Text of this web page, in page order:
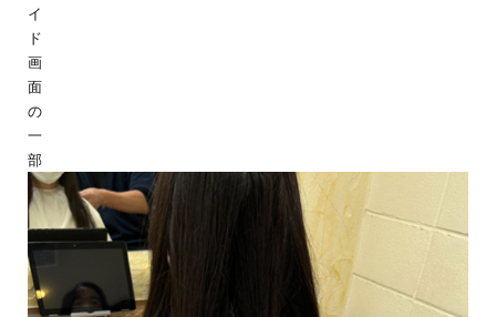
イ
ド
画
面
の
一
部